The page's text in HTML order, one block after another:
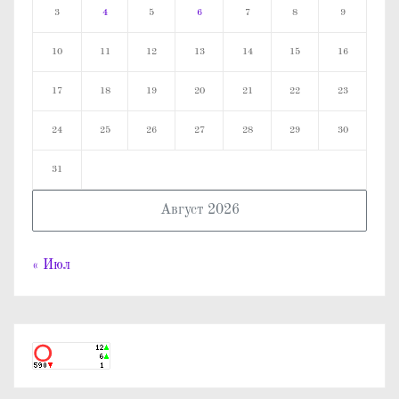
Август 2026
3 4 5 6 7 8 9
10 11 12 13 14 15 16
17 18 19 20 21 22 23
24 25 26 27 28 29 30
31
« Июл